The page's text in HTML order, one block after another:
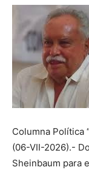
Columna Política
(06-VII-2026).-
Sheinbaum para